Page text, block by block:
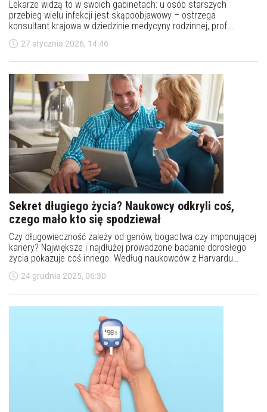
Lekarze widzą to w swoich gabinetach: u osób starszych
przebieg wielu infekcji jest skąpoobjawowy – ostrzega
konsultant krajowa w dziedzinie medycyny rodzinnej, prof.
Agnieszka Mastalerz-Migas. Zaznacza, że u seniorów nawet
zapalenie płuc może nie powodować wysokiej gorączki lub
27 stycznia 2026, 14:46
Sekret długiego życia? Naukowcy odkryli coś,
czego mało kto się spodziewał
Czy długowieczność zależy od genów, bogactwa czy imponującej
kariery? Największe i najdłużej prowadzone badanie dorosłego
życia pokazuje coś innego. Według naukowców z Harvardu
prawdziwym "eliksirem" długiego życia są… relacje. I to do tego
stopnia, że samotność może skracać życie tak samo, jak palenie
24 grudnia 2025, 06:30